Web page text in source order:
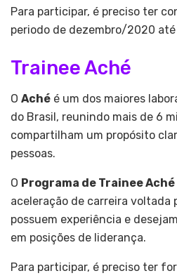
Para participar, é preciso ter
periodo de dezembro/2020
Trainee Aché
O Aché é um dos maiores
do Brasil, reunindo mais de 6
compartilham um propósito
pessoas.
O Programa de Trainee Aché
aceleração de carreira voltada
possuem experiência e
em posições de liderança.
Para participar, é preciso ter